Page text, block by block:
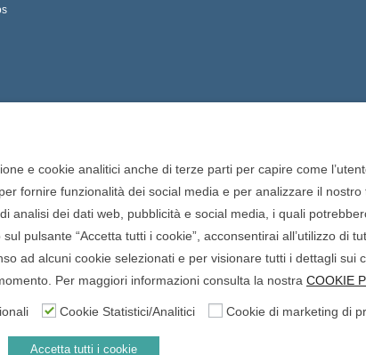
della farmacia. Tutti i
- P.iva: 04571460759 -
n.ID. 8277689 (D.M.
e cookie analitici anche di terze parti per capire come
fornire funzionalità dei social media e per analizzare il
analisi dei dati web, pubblicità e social media, i quali
pulsante “Accetta tutti i cookie”, acconsentirai all’utilizzo di
ad alcuni cookie selezionati e per visionare tutti i dettagli
Per maggiori informazioni consulta la nostra COOKIE
Cookie Statistici/Analitici Cookie di marketing di
Accetta tutti i cookie